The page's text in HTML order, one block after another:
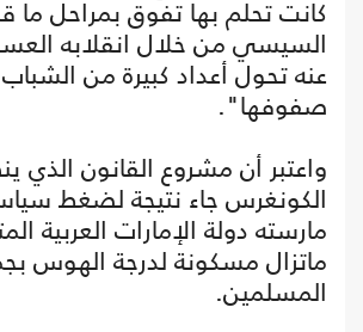
كانت تحلم بها تفوق بمراحل ما
السيسي من خلال انقلابه
عنه تحول أعداد كبيرة من
صفوفها".
واعتبر أن مشروع القانون الذي
الكونغرس جاء نتيجة لضغط
مارسته دولة الإمارات العربية
ماتزال مسكونة لدرجة الهوس
المسلمين.